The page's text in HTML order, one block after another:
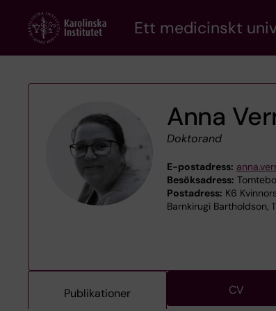
content
Ett medicinskt
Anna
Doktorand
E-postadress:
Besöksadress:
Postadress: K6
Barnkirugi Bartholdson,
Publikationer CV